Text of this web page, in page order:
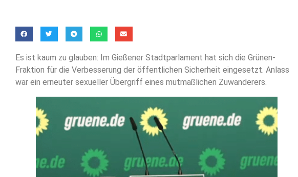
Es ist kaum zu glauben: Im Gießener Stadtparlament hat sich die Grünen-
Fraktion für die Verbesserung der öffentlichen Sicherheit eingesetzt. Anlass
war ein erneuter sexueller Übergriff eines mutmaßlichen Zuwanderers.